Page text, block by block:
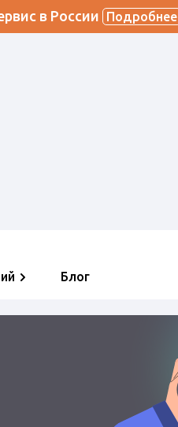
в России Подробнее
Блог